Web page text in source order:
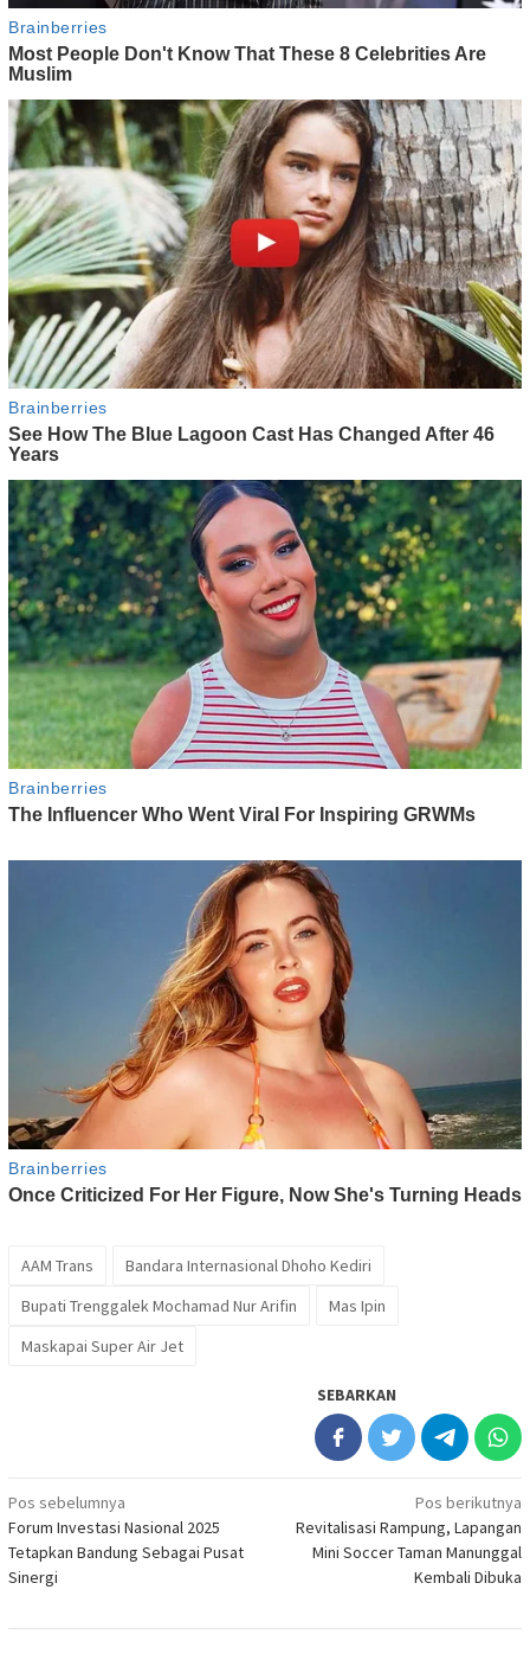
AAM Trans
Bandara Internasional Dhoho Kediri
Bupati Trenggalek Mochamad Nur Arifin
Mas Ipin
Maskapai Super Air Jet
SEBARKAN
Navigasi
pos
Pos sebelumnya
Forum Investasi Nasional 2025
Tetapkan Bandung Sebagai Pusat
Sinergi
Pos berikutnya
Revitalisasi Rampung, Lapangan
Mini Soccer Taman Manunggal
Kembali Dibuka